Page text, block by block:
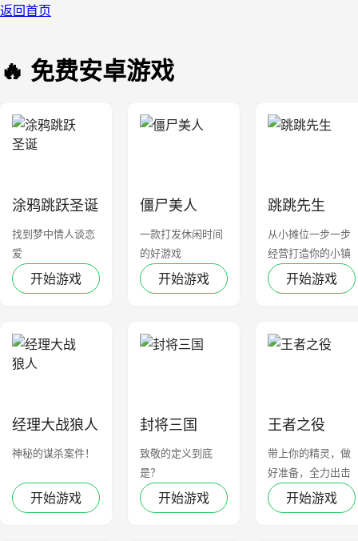
返回首页
🔥 免费安卓游戏
涂鸦跳跃圣诞
找到梦中情人谈恋
爱
开始游戏
僵尸美人
一款打发休闲时间
的好游戏
开始游戏
跳跳先生
从小摊位一步一步
经营打造你的小镇
开始游戏
经理大战狼人
神秘的谋杀案件！
开始游戏
封将三国
致敬的定义到底
是？
开始游戏
王者之役
带上你的精灵，做
好准备，全力出击
吧！开始游戏